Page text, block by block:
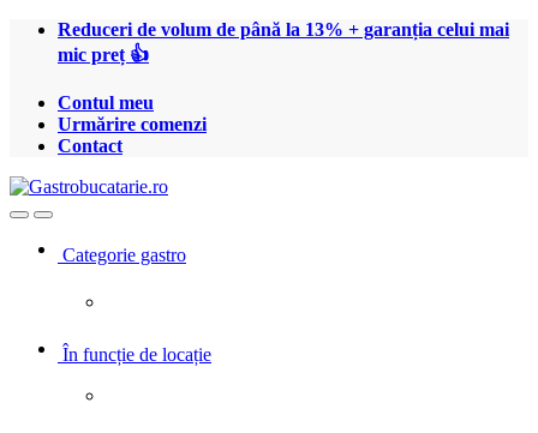
Treci
Treci
Reduceri de volum de până la 13% + garanția celui mai
mic preț 👍
Contul meu
Urmărire comenzi
Contact
OpenClose
Categorie gastro
În funcție de locație